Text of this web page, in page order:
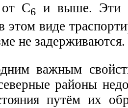
от С6 и выше. Эти
этом виде
не задерживаются.
важным
районы
путём их